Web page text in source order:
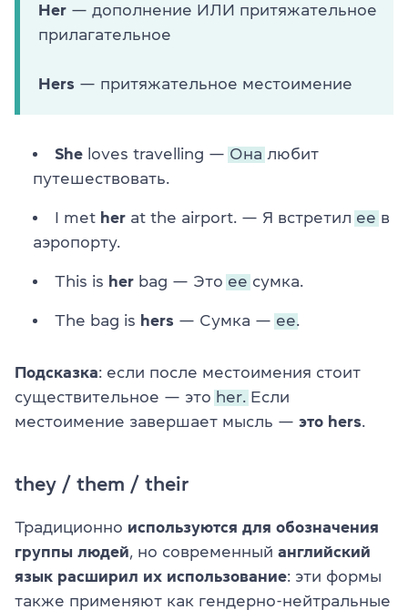
Her — дополнение ИЛИ притяжательное
прилагательное
Hers — притяжательное местоимение
She loves travelling — Она любит
путешествовать.
I met her at the airport. — Я встретил ее в
аэропорту.
This is her bag — Это ее сумка.
The bag is hers — Сумка — ее.
Подсказка: если после местоимения стоит
существительное — это her. Если
местоимение завершает мысль — это hers
they / them / their
Традиционно используются для обозначения
группы людей , но современный английский
язык расширил их использование: эти формы
также применяют как гендерно-нейтральные